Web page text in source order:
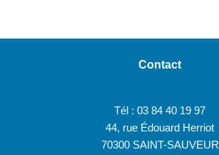
Contact
Tél : 03 84 40 19 97
44, rue Édouard Herriot
70300 SAINT-SAUVEUR